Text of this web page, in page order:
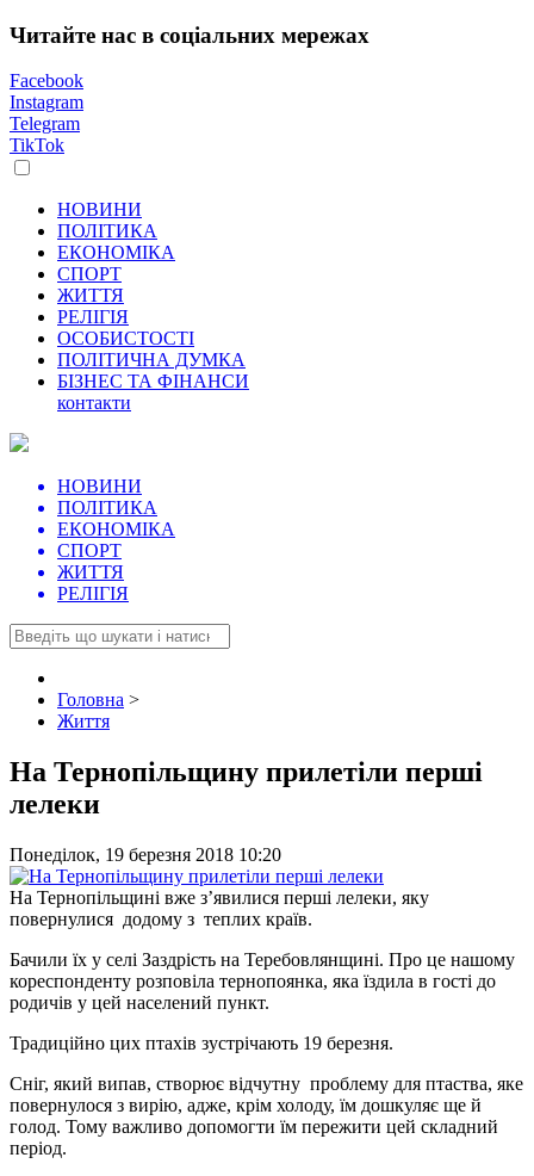
Читайте нас в соціальних мережах
Facebook
Instagram
Telegram
TikTok
НОВИНИ
ПОЛІТИКА
ЕКОНОМІКА
СПОРТ
ЖИТТЯ
РЕЛІГІЯ
ОСОБИСТОСТІ
ПОЛІТИЧНА ДУМКА
БІЗНЕС ТА ФІНАНСИ
контакти
НОВИНИ
ПОЛІТИКА
ЕКОНОМІКА
СПОРТ
ЖИТТЯ
РЕЛІГІЯ
Головна >
Життя
На Тернопільщину прилетіли перші
лелеки
Понеділок, 19 березня 2018 10:20
На Тернопільщині вже з’явилися перші лелеки, яку
повернулися додому з теплих країв.
Бачили їх у селі Заздрість на Теребовлянщині. Про це нашому
кореспонденту розповіла тернопоянка, яка їздила в гості до
родичів у цей населений пункт.
Традиційно цих птахів зустрічають 19 березня.
Сніг, який випав, створює відчутну проблему для птаства, яке
повернулося з вирію, адже, крім холоду, їм дошкуляє ще й
голод. Тому важливо допомогти їм пережити цей складний
період.